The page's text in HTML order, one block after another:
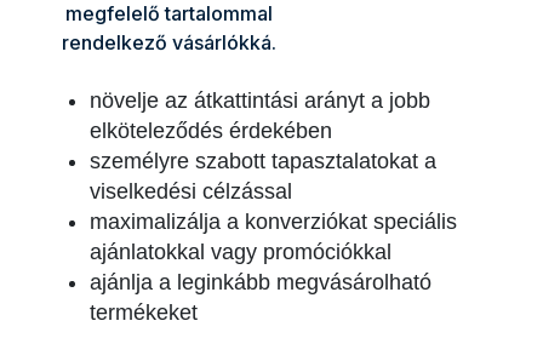
megfelelő tartalommal
rendelkező vásárlókká.
növelje az átkattintási arányt a jobb
elköteleződés érdekében
személyre szabott tapasztalatokat a
viselkedési célzással
maximalizálja a konverziókat speciális
ajánlatokkal vagy promóciókkal
ajánlja a leginkább megvásárolható
termékeket